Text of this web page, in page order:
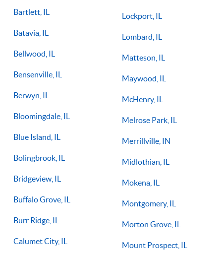
Bartlett, IL
Batavia, IL
Bellwood, IL
Bensenville, IL
Berwyn, IL
Bloomingdale, IL
Blue Island, IL
Bolingbrook, IL
Bridgeview, IL
Buffalo Grove, IL
Burr Ridge, IL
Calumet City, IL
Lockport, IL
Lombard, IL
Matteson, IL
Maywood, IL
McHenry, IL
Melrose Park, IL
Merrillville, IN
Midlothian, IL
Mokena, IL
Montgomery, IL
Morton Grove, IL
Mount Prospect, IL